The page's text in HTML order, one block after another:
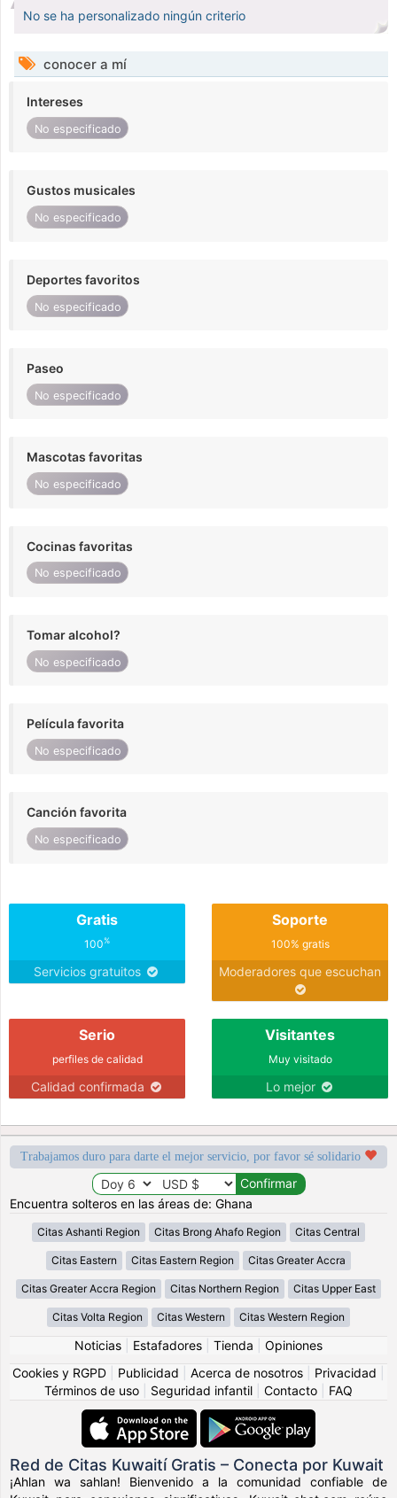
No se ha personalizado ningún criterio
conocer a mí
Intereses
No especificado
Gustos musicales
No especificado
Deportes favoritos
No especificado
Paseo
No especificado
Mascotas favoritas
No especificado
Cocinas favoritas
No especificado
Tomar alcohol?
No especificado
Película favorita
No especificado
Canción favorita
No especificado
Gratis
100%
Servicios gratuitos
Soporte
100% gratis
Moderadores que escuchan
Serio
perfiles de calidad
Calidad confirmada
Visitantes
Muy visitado
Lo mejor
Trabajamos duro para darte el mejor servicio, por favor sé solidario
Encuentra solteros en las áreas de: Ghana
Citas Ashanti Region Citas Brong Ahafo Region Citas Central
Citas Eastern Citas Eastern Region Citas Greater Accra
Citas Greater Accra Region Citas Northern Region Citas Upper East
Citas Volta Region Citas Western Citas Western Region
Noticias Estafadores Tienda
Opiniones
Cookies y RGPD
Publicidad Acerca de nosotros Privacidad
Términos de uso
Seguridad infantil Contacto FAQ
Red de Citas Kuwaití Gratis – Conecta por Kuwait
¡Ahlan wa sahlan! Bienvenido a la comunidad confiable de